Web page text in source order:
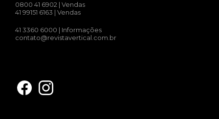
0800 41 6902 | Vendas
41 99151 6163 | Vendas
41 3360 6000 | Informações
contato@revistavertical.com.br